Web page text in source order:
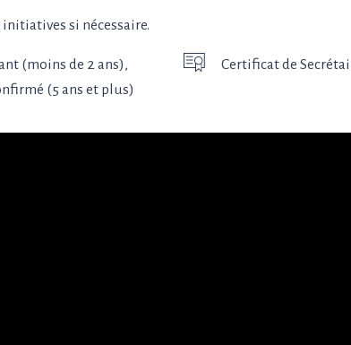
initiatives si nécessaire.
(moins de 2 ans),
(5 ans et plus)
Certificat de